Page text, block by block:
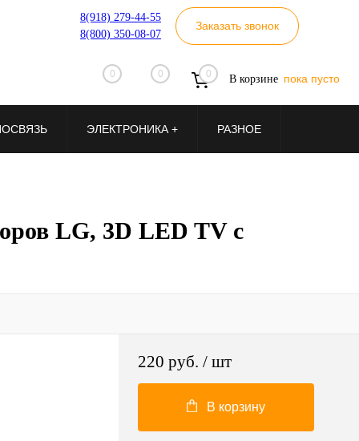
8(918) 279-44-55
8(800) 350-08-07
Заказать звонок
0 0 0 В корзине пока пусто
ЭЛЕКТРОНИКА + РАЗНОЕ
LG, 3D LED TV с
220 руб. / шт
В корзину